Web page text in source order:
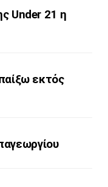
Under 21 η
εκτός